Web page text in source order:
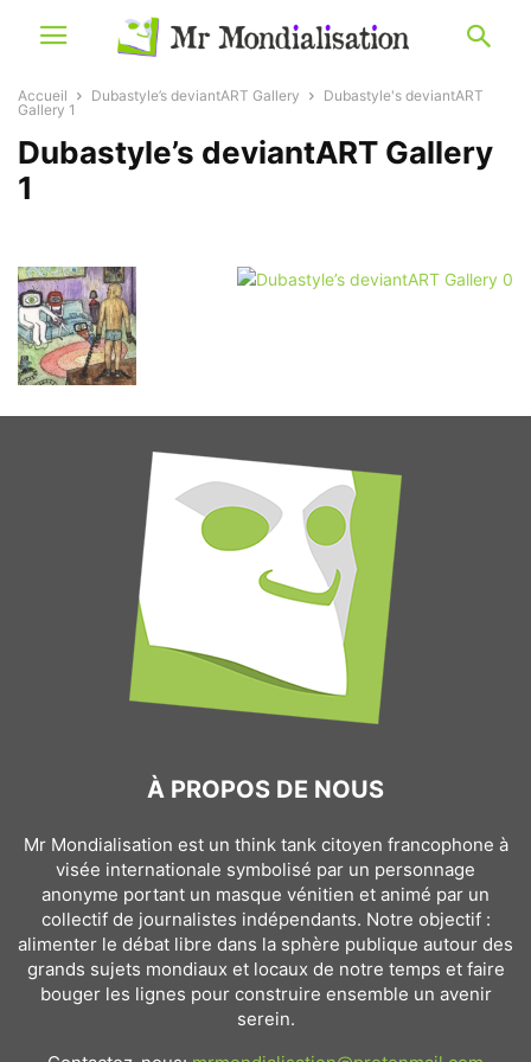
Accueil Dubastyle’s deviantART Gallery
Dubastyle's deviantART
Gallery 1
Dubastyle’s deviantART Gallery
1
À PROPOS DE NOUS
Mr Mondialisation est un think tank citoyen francophone à
visée internationale symbolisé par un personnage
anonyme portant un masque vénitien et animé par un
collectif de journalistes indépendants. Notre objectif :
alimenter le débat libre dans la sphère publique autour des
grands sujets mondiaux et locaux de notre temps et faire
bouger les lignes pour construire ensemble un avenir
serein.